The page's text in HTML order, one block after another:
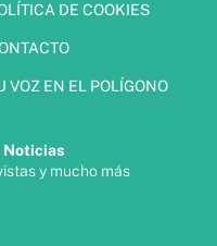
DE COOKIES
VOZ EN EL POLÍGONO
Noticias
y mucho más